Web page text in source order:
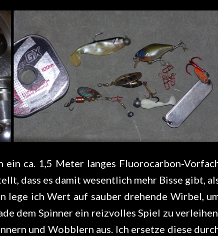
ca. 1,5 Meter langes Fluorocarbon-
dass es damit wesentlich mehr Bisse gibt,
lege ich Wert auf sauber drehende Wirbel,
dem Spinner ein reizvolles Spiel zu
und Wobblern aus. Ich ersetze diese